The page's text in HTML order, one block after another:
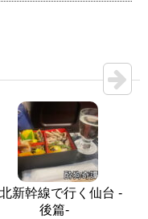
新幹線で行く仙台 -
後篇-